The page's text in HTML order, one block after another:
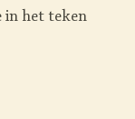
in het teken